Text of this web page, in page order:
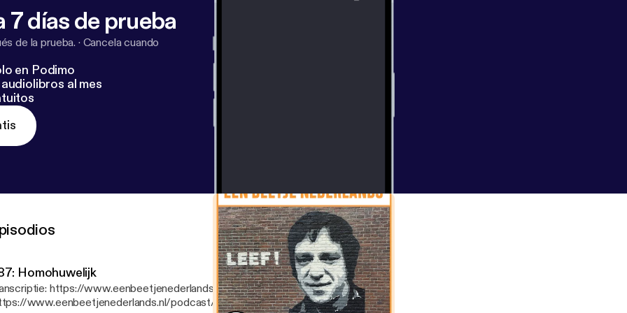
Fragment 'Pastorale': ℗ 1968 Universal Music
7 días de prueba
de la prueba. · Cancela cuando
en Podimo
al mes
Homohuwelijk
https://www.eenbeetjenederlands.nl/podcast/homohuwelijk
www.eenbeetjenederlands.nl/podcast/homohuwelijk] Steun de podcast!